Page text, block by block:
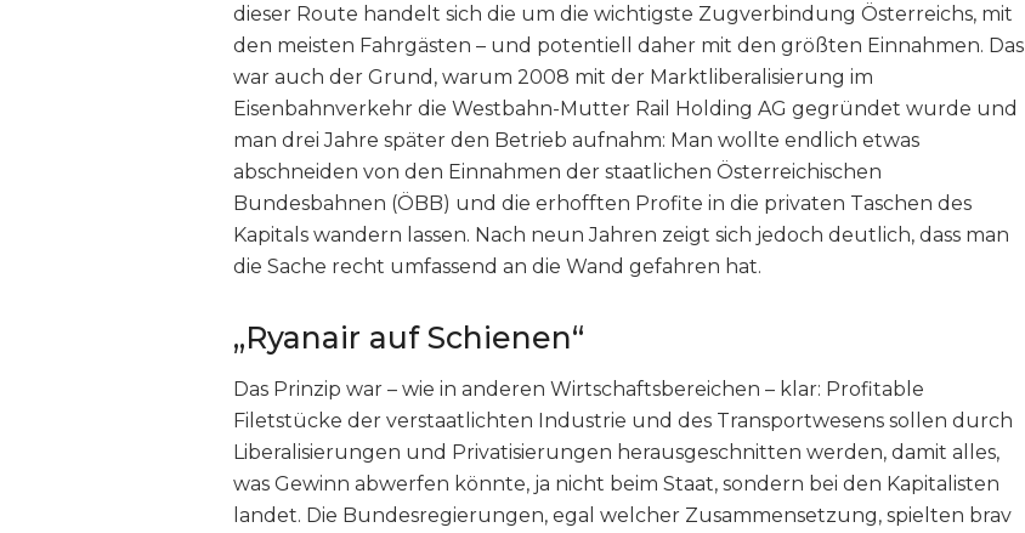
dieser Route handelt sich die um die wichtigste Zugverbindung Österreichs, mit
den meisten Fahrgästen – und potentiell daher mit den größten Einnahmen. Das
war auch der Grund, warum 2008 mit der Marktliberalisierung im
Eisenbahnverkehr die Westbahn-Mutter Rail Holding AG gegründet wurde und
man drei Jahre später den Betrieb aufnahm: Man wollte endlich etwas
abschneiden von den Einnahmen der staatlichen Österreichischen
Bundesbahnen (ÖBB) und die erhofften Profite in die privaten Taschen des
Kapitals wandern lassen. Nach neun Jahren zeigt sich jedoch deutlich, dass man
die Sache recht umfassend an die Wand gefahren hat.
„Ryanair auf Schienen“
Das Prinzip war – wie in anderen Wirtschaftsbereichen – klar: Profitable
Filetstücke der verstaatlichten Industrie und des Transportwesens sollen durch
Liberalisierungen und Privatisierungen herausgeschnitten werden, damit alles,
was Gewinn abwerfen könnte, ja nicht beim Staat, sondern bei den Kapitalisten
landet. Die Bundesregierungen, egal welcher Zusammensetzung, spielten brav